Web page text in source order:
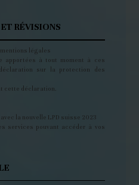
RÉVISIONS
légales
apportées à tout moment à ces
sur la protection des
cette déclaration.
la nouvelle LPD suisse 2023
services pouvant accéder à vos